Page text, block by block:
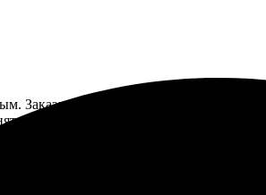
Заказала печать фото 13х18, и все
и быстрый. Сотрудники
вновь.